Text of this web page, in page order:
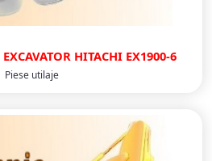
EXCAVATOR HITACHI EX1900-6
Piese utilaje